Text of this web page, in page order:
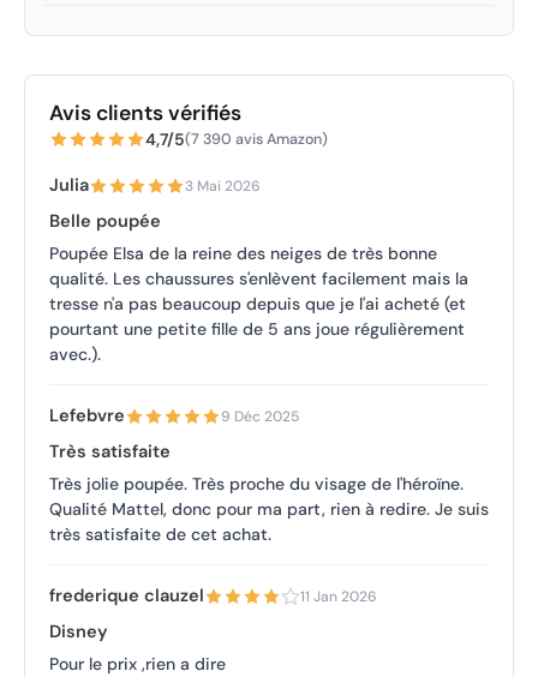
Avis clients vérifiés
4,7/5(7 390 avis Amazon)
Julia 3 Mai 2026
Belle poupée
Poupée Elsa de la reine des neiges de très bonne
qualité. Les chaussures s'enlèvent facilement mais la
tresse n'a pas beaucoup depuis que je l'ai acheté (et
pourtant une petite fille de 5 ans joue régulièrement
avec.).
Lefebvre 9 Déc 2025
Très satisfaite
Très jolie poupée. Très proche du visage de l'héroïne.
Qualité Mattel, donc pour ma part, rien à redire. Je suis
très satisfaite de cet achat.
frederique clauzel 11 Jan 2026
Disney
Pour le prix ,rien a dire